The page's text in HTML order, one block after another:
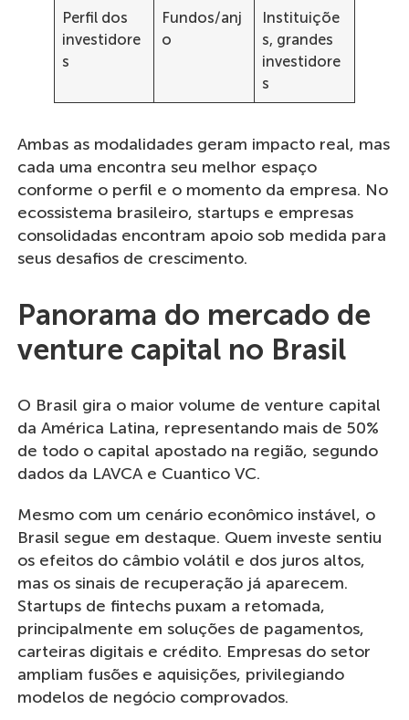
Perfil dos
investidore
s
Fundos/anj
o
Instituiçõe
s, grandes
investidore
s
Ambas as modalidades geram impacto real, mas
cada uma encontra seu melhor espaço
conforme o perfil e o momento da empresa. No
ecossistema brasileiro, startups e empresas
consolidadas encontram apoio sob medida para
seus desafios de crescimento.
Panorama do mercado de
venture capital no Brasil
O Brasil gira o maior volume de venture capital
da América Latina, representando mais de 50%
de todo o capital apostado na região, segundo
dados da LAVCA e Cuantico VC.
Mesmo com um cenário econômico instável, o
Brasil segue em destaque. Quem investe sentiu
os efeitos do câmbio volátil e dos juros altos,
mas os sinais de recuperação já aparecem.
Startups de fintechs puxam a retomada,
principalmente em soluções de pagamentos,
carteiras digitais e crédito. Empresas do setor
ampliam fusões e aquisições, privilegiando
modelos de negócio comprovados.